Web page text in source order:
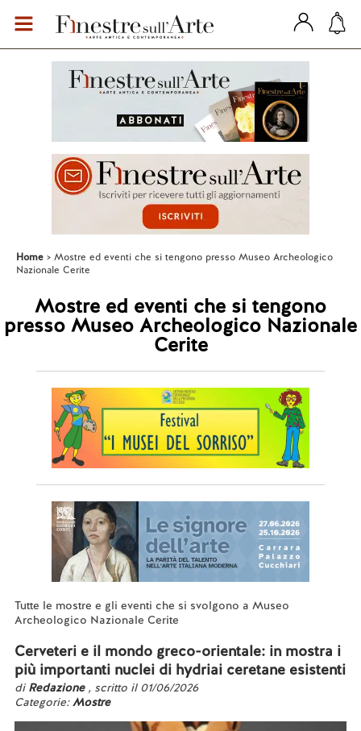
Home
Mostre ed eventi che si tengono presso Museo Archeologico
Nazionale Cerite
Mostre ed eventi che si tengono
presso Museo Archeologico Nazionale
Cerite
Tutte le mostre e gli eventi che si svolgono a Museo
Archeologico Nazionale Cerite
Cerveteri e il mondo greco-orientale: in mostra i
più importanti nuclei di hydriai ceretane esistenti
di Redazione , scritto il 01/06/2026
Categorie:Mostre